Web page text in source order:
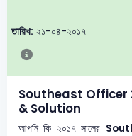
তারিখ: ২১-০৪-২০১৭
Southeast Officer
& Solution
আপনি কি ২০১৭ সালের